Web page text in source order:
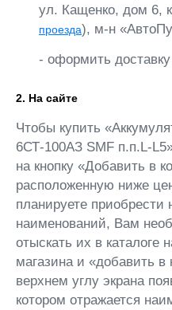
ул. Кащенко, дом 6,
проезда), м-н
- оформить
2. На сайте
Чтобы купить
6СТ-100АЗ SMF п.п.L-
на кнопку «Добавить в
расположенную ниже
планируете приобрести
наименований, Вам
отыскать их в каталоге
магазина и «добавить в
верхнем углу экрана
котором отражается